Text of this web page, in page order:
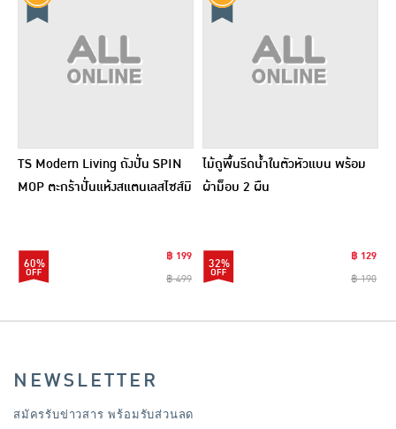
TS Modern Living ถังปั่น SPIN
MOP ตะกร้าปั่นแห้งสแตนเลสไซส์มิ
60%
฿ 199
฿ 499
ไม้ถูพื้นรีดน้ำในตัวหัวแบน พร้อม
ผ้าม็อบ 2 ผืน
32%
฿ 129
฿ 190
NEWSLETTER
สมัครรับข่าวสาร พร้อมรับส่วนลด